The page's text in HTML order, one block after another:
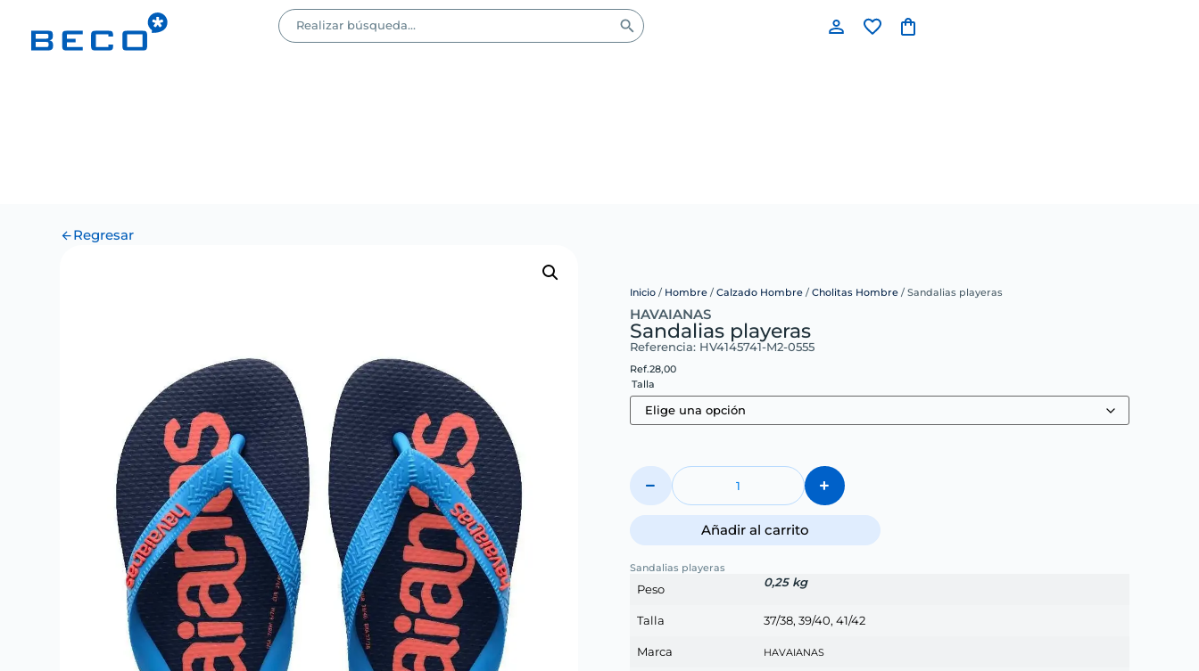
Regresar
Inicio / Hombre /Calzado Hombre /Cholitas Hombre / Sandalias playeras
HAVAIANAS
Sandalias playeras
Referencia: HV4145741-M2-0555
Ref.28,00
Talla
Añadir al carrito
Sandalias playeras
Peso 0,25 kg
Talla 37/38, 39/40, 41/42
Marca HAVAIANAS